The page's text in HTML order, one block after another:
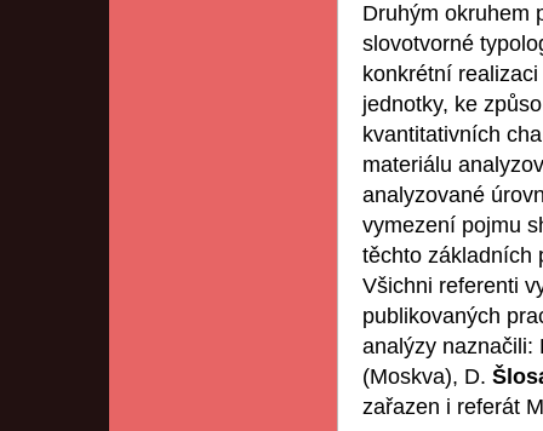
Druhým okruhem
slovotvorné
konkrétní
jednotky, ke
kvantitativních
materiálu
analyzované
vymezení pojmu
těchto základních
Všichni referenti
publikovaných
analýzy naznačili:
(Moskva), D.
zařazen i referát